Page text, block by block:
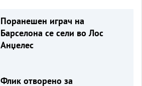
Поранешен играч на
Барселона се сели во Лос
Анџелес
Флик отворено за